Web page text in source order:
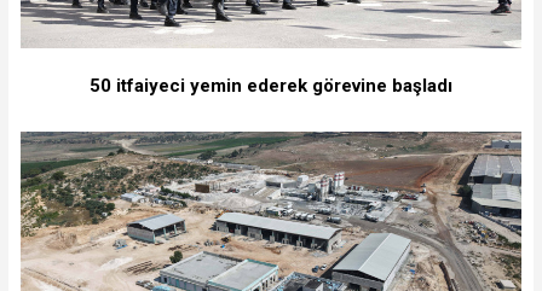
50 itfaiyeci yemin ederek görevine başladı